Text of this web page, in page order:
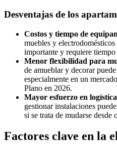
Desventajas de los
Costos y tiempo de
muebles y
importante y requiere
Menor flexibilidad para
de amueblar y decorar
especialmente en un
Plano en 2026.
Mayor esfuerzo en
gestionar instalaciones
si se trata de mudarse desde
Factores clave en la